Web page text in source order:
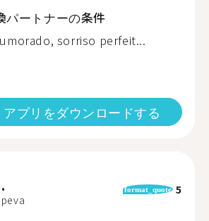
パートナーの条件
sorriso perfeit...
アプリをダウンロードする
format_quote 5